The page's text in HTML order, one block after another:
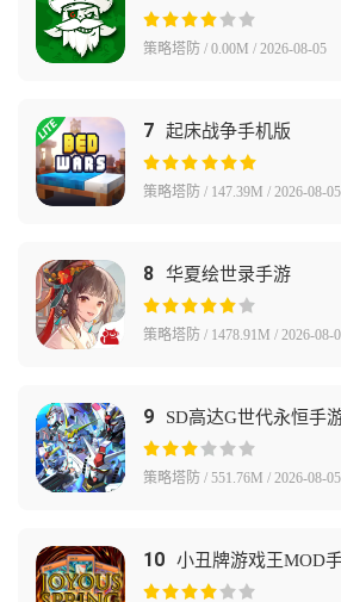
策略塔防 / 0.00M / 2026-08-05
7 起床战争手机版
策略塔防 / 147.39M / 2026-08-05
8 华夏绘世录手游
策略塔防 / 1478.91M / 2026-08-
9 SD高达G世代永恒手
策略塔防 / 551.76M / 2026-08-05
10 小丑牌游戏王MOD